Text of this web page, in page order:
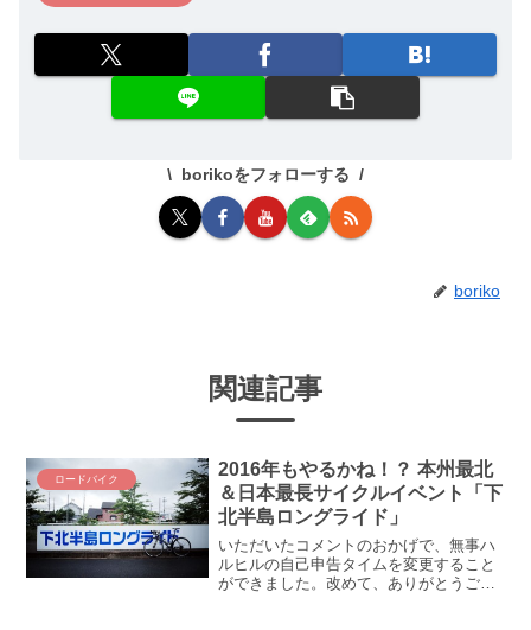
borikoをフォローする
boriko
関連記事
ロードバイク
2016年もやるかね！？ 本州最北
＆日本最長サイクルイベント「下
北半島ロングライド」
いただいたコメントのおかげで、無事ハ
ルヒルの自己申告タイムを変更すること
ができました。改めて、ありがとうござ